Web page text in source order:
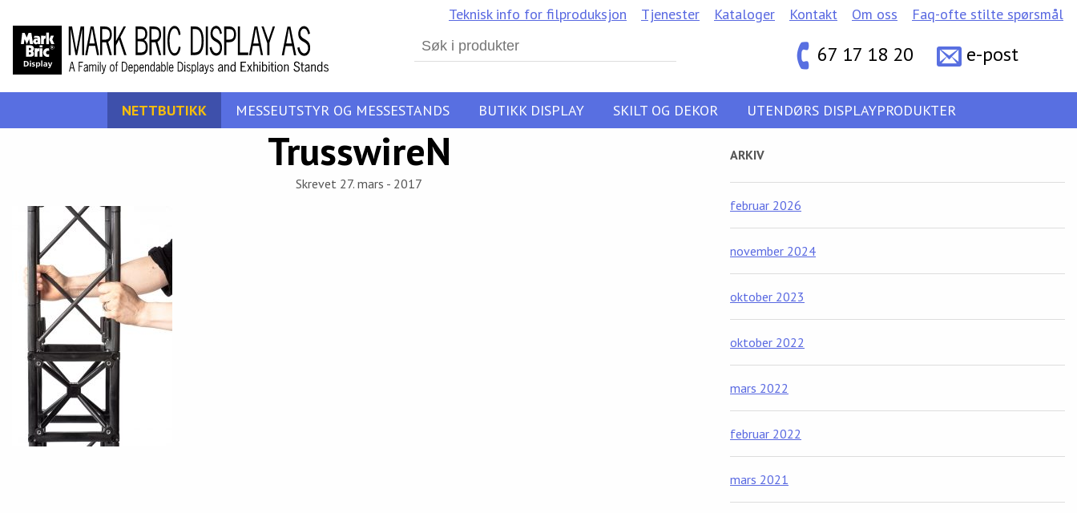
Search
for:
67 17 18 20 e-post
Teknisk info for filproduksjon Tjenester Kataloger Kontakt Om oss Faq-ofte stilte spørsmål
NETTBUTIKK MESSEUTSTYR OG MESSESTANDS BUTIKK DISPLAY SKILT OG DEKOR UTENDØRS DISPLAYPRODUKTER
TrusswireN
Skrevet 27. mars - 2017
ARKIV
februar 2026
november 2024
oktober 2023
oktober 2022
mars 2022
februar 2022
mars 2021